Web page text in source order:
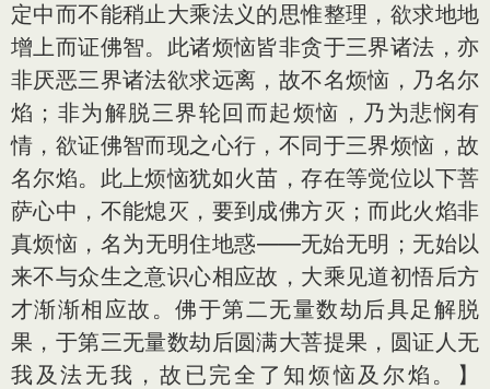
定中而不能稍止大乘法义的思惟整理，欲求地地
增上而证佛智。此诸烦恼皆非贪于三界诸法，亦
非厌恶三界诸法欲求远离，故不名烦恼，乃名尔
焰；非为解脱三界轮回而起烦恼，乃为悲悯有
情，欲证佛智而现之心行，不同于三界烦恼，故
名尔焰。此上烦恼犹如火苗，存在等觉位以下菩
萨心中，不能熄灭，要到成佛方灭；而此火焰非
真烦恼，名为无明住地惑——无始无明；无始以
来不与众生之意识心相应故，大乘见道初悟后方
才渐渐相应故。佛于第二无量数劫后具足解脱
果，于第三无量数劫后圆满大菩提果，圆证人无
我及法无我，故已完全了知烦恼及尔焰。】